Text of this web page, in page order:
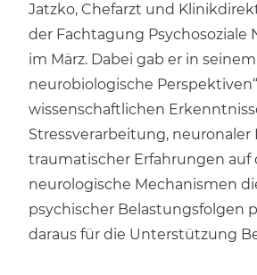
Jatzko, Chefarzt und
der Fachtagung Psychosoziale
im März. Dabei gab er in
neurobiologische
wissenschaftlichen
Stressverarbeitung,
traumatischer Erfahrungen auf
neurologische Mechanismen
psychischer Belastungsfolgen
daraus für die Unterstützung